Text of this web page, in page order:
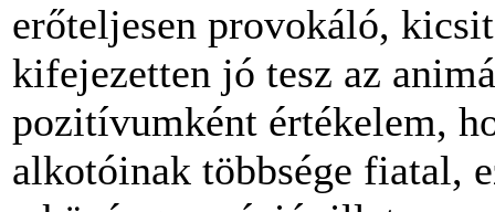
erőteljesen provokáló,
kifejezetten jó tesz az
pozitívumként értékelem,
alkotóinak többsége fiatal,